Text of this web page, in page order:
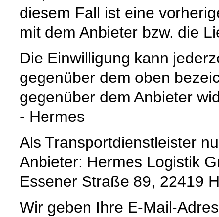
diesem Fall ist eine
mit dem Anbieter bzw. die
Die Einwilligung kann
gegenüber dem oben
gegenüber dem Anbieter
- Hermes
Als Transportdienstleister
Anbieter: Hermes Logistik
Essener Straße 89, 22419
Wir geben Ihre E-Mail-